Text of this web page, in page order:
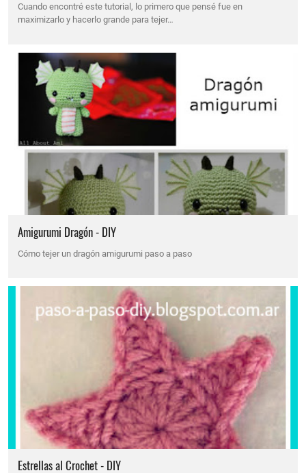
Cuando encontré este tutorial, lo primero que pensé fue en
maximizarlo y hacerlo grande para tejer…
Amigurumi Dragón - DIY
Cómo tejer un dragón amigurumi paso a paso
Estrellas al Crochet - DIY